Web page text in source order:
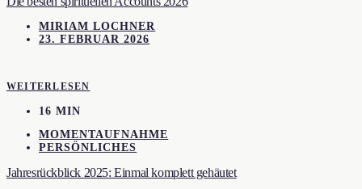
MIRIAM LOCHNER
23. FEBRUAR 2026
WEITERLESEN
16 MIN
MOMENTAUFNAHME
PERSÖNLICHES
Jahresrückblick 2025: Einmal komplett gehäutet